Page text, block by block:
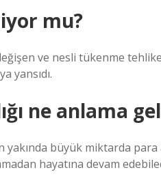
mu?
ve nesli tükenme
yansıdı.
ne anlama
büyük miktarda para
hayatına devam